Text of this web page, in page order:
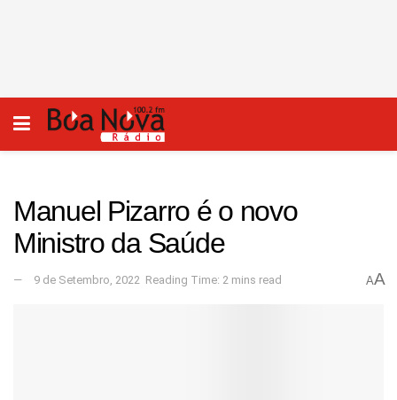
Manuel Pizarro é o novo
Ministro da Saúde
9 de Setembro, 2022 Reading Time: 2 mins read AA